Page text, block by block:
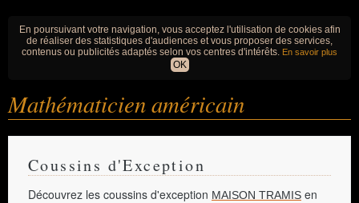
En poursuivant votre navigation, vous acceptez l'utilisation de cookies afin
de réaliser des statistiques d'audiences et vous proposer des services,
contenus ou publicités adaptés selon vos centres d'intérêts. En savoir plus
OK
Mathématicien américain
Coussins d'Exception
Découvrez les coussins d'exception MAISON TRAMIS en